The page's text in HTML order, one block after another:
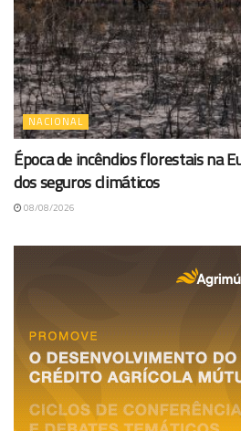
NACIONAL
Época de incêndios florestais na
dos seguros climáticos
08/08/2026